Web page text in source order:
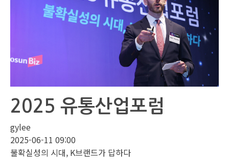
2025 유통산업포럼
gylee
2025-06-11 09:00
불확실성의 시대, K브랜드가 답하다